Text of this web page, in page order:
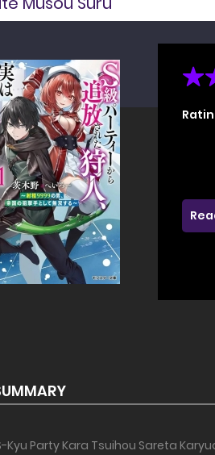
Kyu Party Kara Tsuihou Sareta